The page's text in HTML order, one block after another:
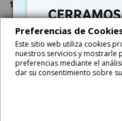
Preferencias de
Este sitio web utiliza cookies
nuestros servicios y mostrarle
preferencias mediante el
dar su consentimiento sobre